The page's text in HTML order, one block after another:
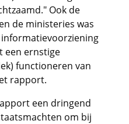
Ook de
de ministeries was
een ernstige
functioneren van
rapport.
een dringend
om bij